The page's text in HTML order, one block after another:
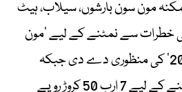
مون سون بارشوں، سیلاب، ہیٹ
خطرات سے نمٹنے کے لیے ’مون
سون کنٹیجنسی پلان 2026‘ کی منظوری دے دی جبکہ
ہنگامی صورتحال سے نمٹنے کے لیے 7 ارب 50 کروڑ روپے